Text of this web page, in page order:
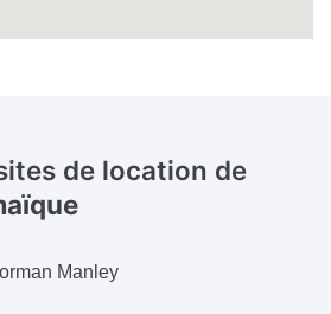
de location de
Manley